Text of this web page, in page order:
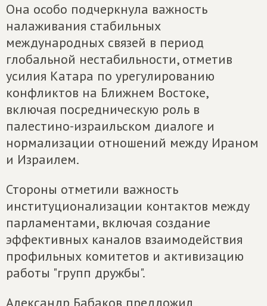
Она особо подчеркнула важность
налаживания стабильных
международных связей в период
глобальной нестабильности, отметив
усилия Катара по урегулированию
конфликтов на Ближнем Востоке,
включая посредническую роль в
палестино-израильском диалоге и
нормализации отношений между Ираном
и Израилем.
Стороны отметили важность
институционализации контактов между
парламентами, включая создание
эффективных каналов взаимодействия
профильных комитетов и активизацию
работы "групп дружбы".
Александр Бабаков предложил